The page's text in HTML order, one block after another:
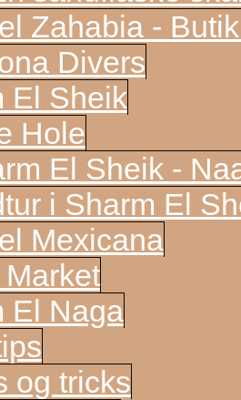
Zahabia -
Divers
El Sheik
Hole
El Sheik -
i Sharm El
Mexicana
El Naga
og tricks